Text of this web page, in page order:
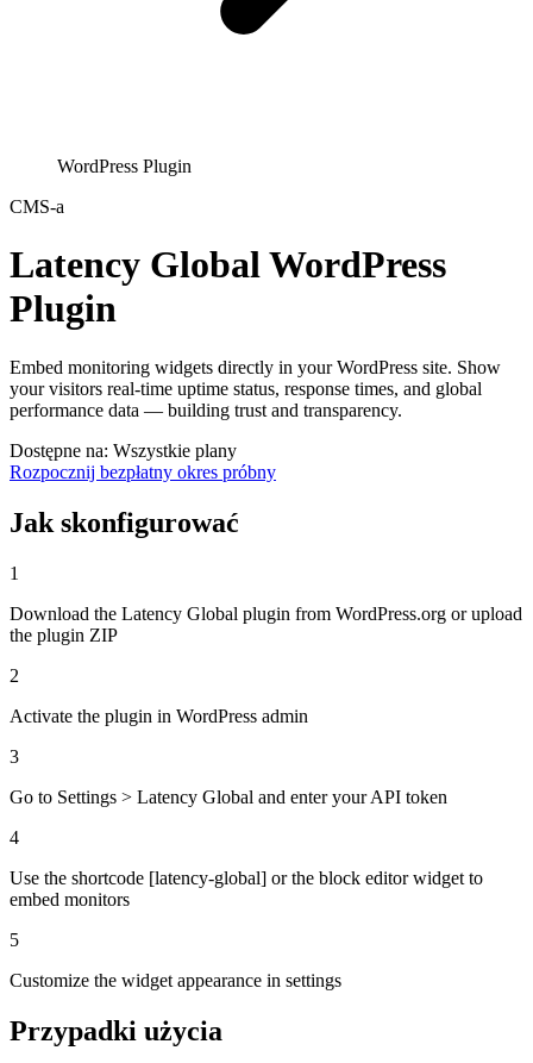
WordPress Plugin
CMS-a
Latency Global WordPress
Plugin
Embed monitoring widgets directly in your WordPress site. Show
your visitors real-time uptime status, response times, and global
performance data — building trust and transparency.
Dostępne na: Wszystkie plany
Rozpocznij bezpłatny okres próbny
Jak skonfigurować
1
Download the Latency Global plugin from WordPress.org or upload
the plugin ZIP
2
Activate the plugin in WordPress admin
3
Go to Settings > Latency Global and enter your API token
4
Use the shortcode [latency-global] or the block editor widget to
embed monitors
5
Customize the widget appearance in settings
Przypadki użycia